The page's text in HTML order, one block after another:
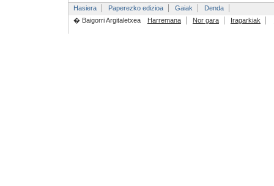
Hasiera Paperezko edizioa Gaiak
Denda
� Baigorri Argitaletxea
Harremana Nor gara Iragarkiak